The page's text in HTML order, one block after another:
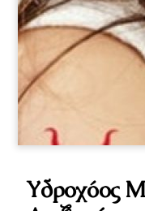
Υδροχόος